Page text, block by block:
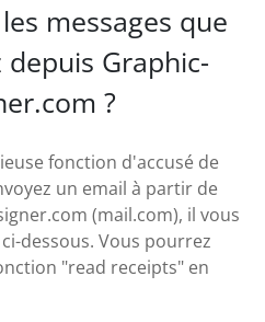
messages que
Graphic-
?
fonction d'accusé de
un email à partir de
(mail.com), il vous
dessous. Vous pourrez
"read receipts" en